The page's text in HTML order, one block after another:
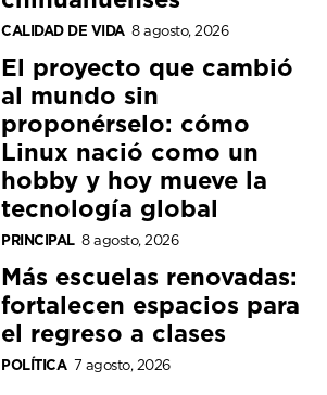
CALIDAD DE VIDA 8 agosto, 2026
El proyecto que cambió
al mundo sin
proponérselo: cómo
Linux nació como un
hobby y hoy mueve la
tecnología global
PRINCIPAL 8 agosto, 2026
Más escuelas renovadas:
fortalecen espacios para
el regreso a clases
POLÍTICA 7 agosto, 2026